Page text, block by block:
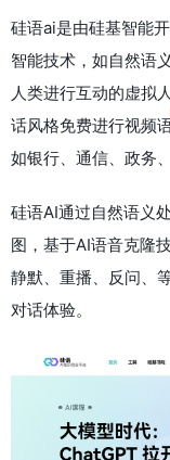
硅语ai是由硅基智能
智能技术，如自然语
人类进行互动的虚拟
话风格免费进行视频
如银行、通信、政务
硅语AI通过自然语义
图，基于AI语音克隆
静默、重播、反问、
对话体验。